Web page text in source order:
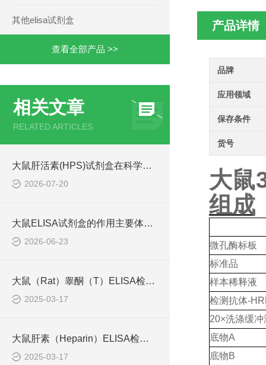
其他elisa试剂盒
查看全部产品 >>
相关文章
RELATED ARTICLES
大鼠肝活素(HPS)试剂盒在科学研究中扮演了何种角色？
2026-07-20
大鼠ELISA试剂盒的作用主要体现在哪些方面？
2026-06-23
大鼠（Rat）睾酮（T）ELISA检测试剂盒
2025-03-17
大鼠肝素（Heparin）ELISA检测试剂盒原理
2025-03-17
产品详情
品牌
应用领域
保存条件
货号
大鼠
组成
微孔酶标板
标准品
样本稀释液
检测抗体-
20×洗涤缓冲
底物A
底物B